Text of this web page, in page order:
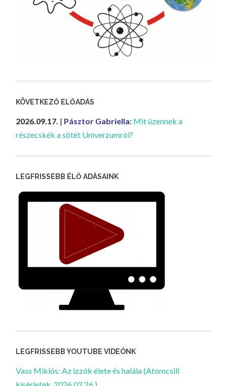
KÖVETKEZŐ ELŐADÁS
2026.09.17. | Pásztor Gabriella: Mit üzennek a
részecskék a sötét Univerzumról?
LEGFRISSEBB ÉLŐ ADÁSAINK
LEGFRISSEBB YOUTUBE VIDEÓNK
Vass Miklós: Az izzók élete és halála (Atomcsill